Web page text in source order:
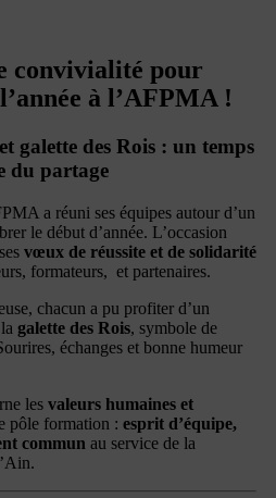
convivialité pour
à l’AFPMA !
galette des Rois : un temps
du partage
a réuni ses équipes autour d’un
le début d’année. L’occasion
vœux de réussite et de solidarité
formateurs, et partenaires.
chacun a pu profiter d’un
galette des Rois, symbole de
échanges et bonne humeur
les valeurs humaines et
pôle formation : esprit d’équipe,
commun au service de la